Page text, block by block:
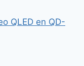
QLED en QD-